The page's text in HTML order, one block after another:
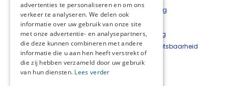
Contact
Bestelformulier
Nieuwsbrief
Privacyverklaring
Disclaimer
Cookieverklaring
Beveiligingskwetsbaarheid
melden
advertenties te personaliseren en om ons
verkeer te analyseren. We delen ook
informatie over uw gebruik van onze site
met onze advertentie- en analysepartners,
die deze kunnen combineren met andere
informatie die u aan hen heeft verstrekt of
die zij hebben verzameld door uw gebruik
van hun diensten. Lees verder